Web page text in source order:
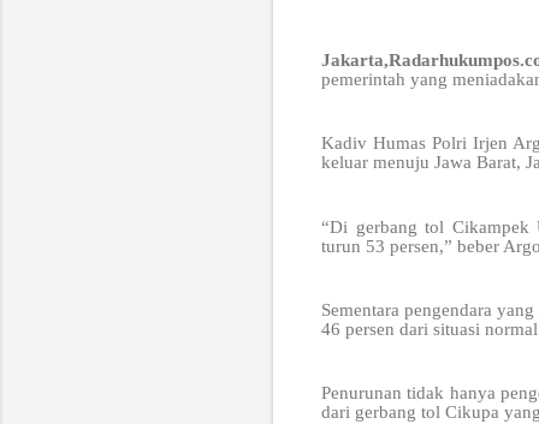
pemerintah yang
Kadiv Humas Polri Irjen
keluar menuju Jawa Barat,
“Di gerbang tol Cikampek
turun 53 persen,” beber
Sementara pengendara
46 persen dari situasi
Penurunan tidak hanya
dari gerbang tol Cikupa